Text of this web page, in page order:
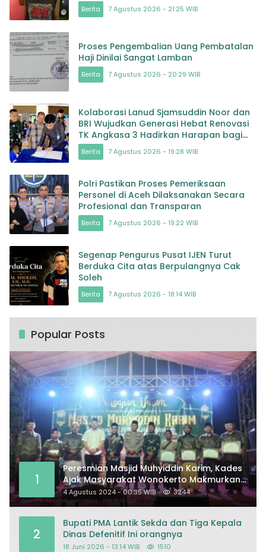
Sabu dan Timbangan
Berita 7 Agustus 2026 - 21:25 WIB
Proses Pengembalian Uang Pembatalan
Haji Dinilai Sangat Lamban
Berita 7 Agustus 2026 - 20:29 WIB
Kolaborasi Lanud Sjamsuddin Noor dan
BRI Wujudkan Generasi Hebat Renovasi
TK Angkasa 3 Hadirkan Harapan bagi
masa depan Bangsa
Berita 7 Agustus 2026 - 19:28 WIB
Polri Pastikan Proses Pemeriksaan
Personel di Aceh Dilaksanakan Secara
Profesional dan Transparan
Berita 7 Agustus 2026 - 19:22 WIB
Segenap Pengurus Pusat IJEN Turut
Berduka Cita atas Berpulangnya Cak
Soleh
Berita 7 Agustus 2026 - 18:14 WIB
Popular Posts
1
Peresmian Masjid Muhyiddin Karim, Kades
Ajak Masyarakat Wonokerto Makmurkan
Masjid
4 Agustus 2024 - 00:35 WIB 3244
2
Bupati PMA Lantik Sekda dan Tiga Kepala
Dinas Defenitif Ini orangnya
18 Juni 2026 - 13:14 WIB 1510